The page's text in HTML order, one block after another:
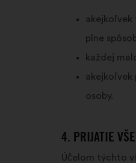
akejkoľvek
plne
každej
akejkoľvek
osoby.
4. PRIJATIE
Účelom týchto